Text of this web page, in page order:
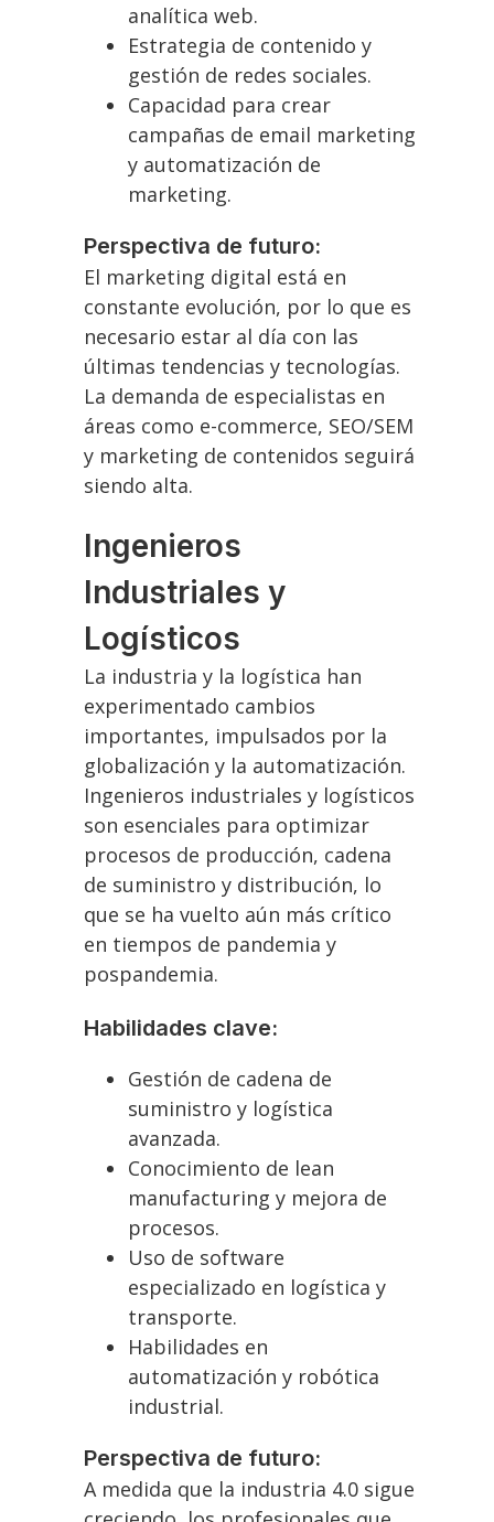
analítica web.
Estrategia de contenido y
gestión de redes sociales.
Capacidad para crear
campañas de email marketing
y automatización de
marketing.
Perspectiva de futuro:
El marketing digital está en
constante evolución, por lo que es
necesario estar al día con las
últimas tendencias y tecnologías.
La demanda de especialistas en
áreas como e-commerce, SEO/SEM
y marketing de contenidos seguirá
siendo alta.
Ingenieros
Industriales y
Logísticos
La industria y la logística han
experimentado cambios
importantes, impulsados por la
globalización y la automatización.
Ingenieros industriales y logísticos
son esenciales para optimizar
procesos de producción, cadena
de suministro y distribución, lo
que se ha vuelto aún más crítico
en tiempos de pandemia y
pospandemia.
Habilidades clave:
Gestión de cadena de
suministro y logística
avanzada.
Conocimiento de lean
manufacturing y mejora de
procesos.
Uso de software
especializado en logística y
transporte.
Habilidades en
automatización y robótica
industrial.
Perspectiva de futuro:
A medida que la industria 4.0 sigue